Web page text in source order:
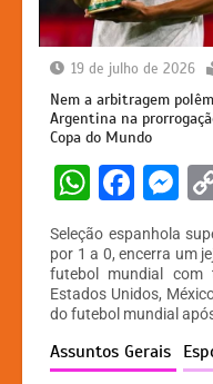
19 de julho de 2026
Nem a arbitragem
Argentina na
Copa do Mundo
W
h
at
s
A
p
F
a
c
e
b
o
M
s
s
e
n
Seleção espanhola
por 1 a 0, encerra um
futebol mundial com
Estados Unidos,
do futebol mundial
Assuntos Gerais